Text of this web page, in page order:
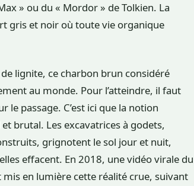
» ou du « Mordor » de Tolkien. La
gris et noir où toute vie organique
lignite, ce charbon brun considéré
au monde. Pour l’atteindre, il faut
passage. C’est ici que la notion
brutal. Les excavatrices à godets,
grignotent le sol jour et nuit,
effacent. En 2018, une vidéo virale du
mis en lumière cette réalité crue, suivant